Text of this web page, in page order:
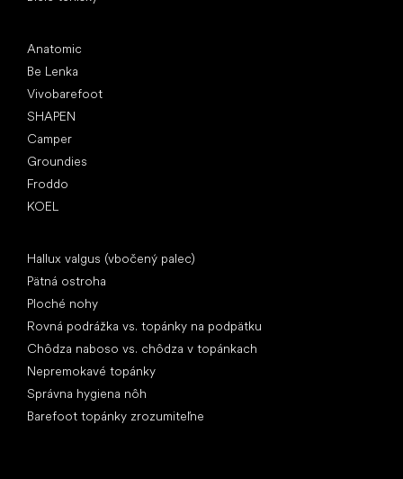
Anatomic
Be Lenka
Vivobarefoot
SHAPEN
Camper
Groundies
Froddo
KOEL
Hallux valgus (vbočený palec)
Pätná ostroha
Ploché nohy
Rovná podrážka vs. topánky na podpätku
Chôdza naboso vs. chôdza v topánkach
Nepremokavé topánky
Správna hygiena nôh
Barefoot topánky zrozumiteľne